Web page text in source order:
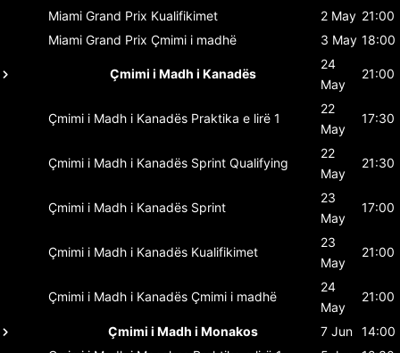
Miami Grand Prix Kualifikimet 2 May 21:00
Miami Grand Prix Çmimi i madhë 3 May 18:00
Çmimi i Madh i Kanadës
24
May
21:00
Çmimi i Madh i Kanadës Praktika e lirë 1
22
May
17:30
Çmimi i Madh i Kanadës Sprint Qualifying
22
May
21:30
Çmimi i Madh i Kanadës Sprint
23
May
17:00
Çmimi i Madh i Kanadës Kualifikimet
23
May
21:00
Çmimi i Madh i Kanadës Çmimi i madhë
24
May
21:00
Çmimi i Madh i Monakos 7 Jun 14:00